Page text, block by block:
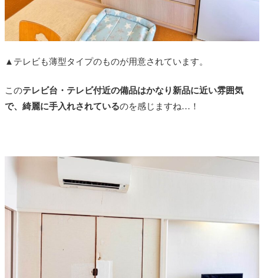
▲テレビも薄型タイプのものが用意されています。
このテレビ台・テレビ付近の備品はかなり新品に近い雰囲気
で、綺麗に手入れされているのを感じますね…！